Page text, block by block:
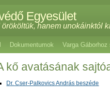
Egyesület
hanem unokáinktól
Dokumentumok Varga
kő avatásának
Dr. Cser-Palkovics András beszéde